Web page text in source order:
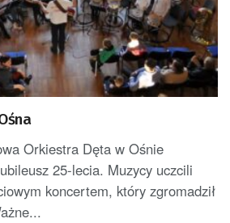
Orkiestra Dęta w Ośnie
25-lecia. Muzycy uczcili
koncertem, który zgromadził